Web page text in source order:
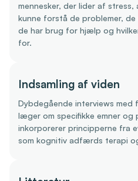
mennesker, der lider af
kunne forstå de problemer,
de har brug for hjælp og
for.
Indsamling af viden
Dybdegående interviews med
læger om specifikke emner og
inkorporerer principperne fra
som kognitiv adfærds terapi